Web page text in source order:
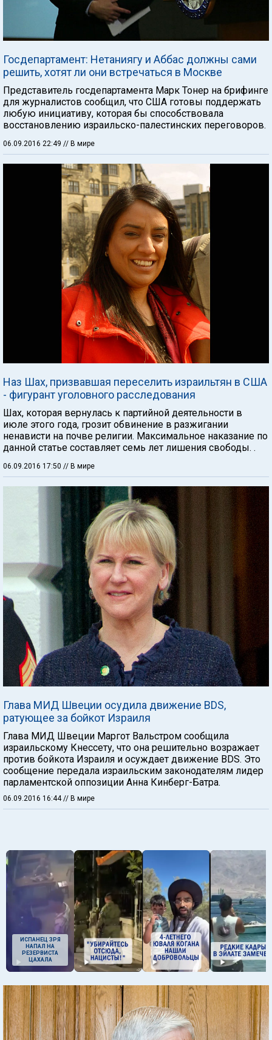
Госдепартамент: Нетаниягу и Аббас должны сами
решить, хотят ли они встречаться в Москве
Представитель госдепартамента Марк Тонер на брифинге
для журналистов сообщил, что США готовы поддержать
любую инициативу, которая бы способствовала
восстановлению израильско-палестинских переговоров.
06.09.2016 22:49 // В мире
Наз Шах, призвавшая переселить израильтян в США
- фигурант уголовного расследования
Шах, которая вернулась к партийной деятельности в
июле этого года, грозит обвинение в разжигании
ненависти на почве религии. Максимальное наказание по
данной статье составляет семь лет лишения свободы. .
06.09.2016 17:50 // В мире
Глава МИД Швеции осудила движение BDS,
ратующее за бойкот Израиля
Глава МИД Швеции Маргот Вальстром сообщила
израильскому Кнессету, что она решительно возражает
против бойкота Израиля и осуждает движение BDS. Это
сообщение передала израильским законодателям лидер
парламентской оппозиции Анна Кинберг-Батра.
06.09.2016 16:44 // В мире
ИСПАНЕЦ ЗРЯ
НАПАЛ НА
РЕЗЕРВИСТА
ЦАХАЛА